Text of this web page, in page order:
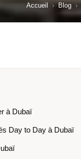
Accueil › Blog ›
à Dubaï
Day to Day à Dubaï